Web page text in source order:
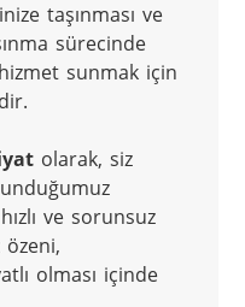
taşınması ve
sürecinde
sunmak için
olarak, siz
ve sorunsuz
olması içinde